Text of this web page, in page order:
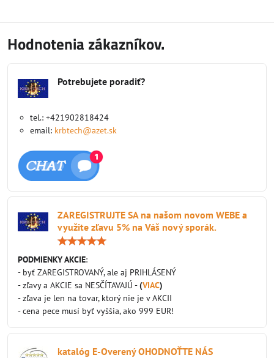
Hodnotenia zákazníkov.
Potrebujete poradiť?
tel.: +421902818424
email: krbtech@azet.sk
ZAREGISTRUJTE SA na našom novom WEBE a
využite zľavu 5% na Váš nový sporák.
PODMIENKY AKCIE:
- byť ZAREGISTROVANÝ, ale aj PRIHLÁSENÝ
- zľavy a AKCIE sa NESČÍTAVAJÚ -(VIAC)
- zľava je len na tovar, ktorý nie je v AKCII
- cena pece musí byť vyššia, ako 999 EUR!
katalóg E-Overený OHODNOŤTE NÁS